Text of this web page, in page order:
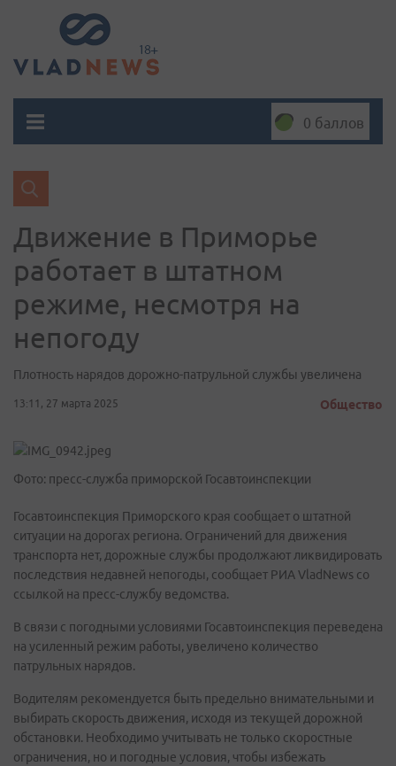
0 баллов
Движение в Приморье
работает в штатном
режиме, несмотря на
непогоду
Плотность нарядов дорожно-патрульной службы увеличена
13:11, 27 марта 2025 Общество
Фото: пресс-служба приморской Госавтоинспекции
Госавтоинспекция Приморского края сообщает о штатной
ситуации на дорогах региона. Ограничений для движения
транспорта нет, дорожные службы продолжают ликвидировать
последствия недавней непогоды, сообщает РИА VladNews со
ссылкой на пресс-службу ведомства.
В связи с погодными условиями Госавтоинспекция переведена
на усиленный режим работы, увеличено количество
патрульных нарядов.
Водителям рекомендуется быть предельно внимательными и
выбирать скорость движения, исходя из текущей дорожной
обстановки. Необходимо учитывать не только скоростные
ограничения, но и погодные условия, чтобы избежать